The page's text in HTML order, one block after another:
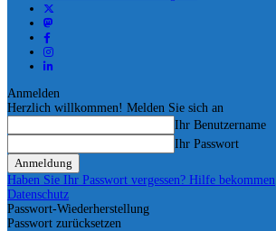
Anmelden
Herzlich willkommen! Melden Sie sich an
Ihr Benutzername
Ihr Passwort
Haben Sie Ihr Passwort vergessen? Hilfe bekommen
Datenschutz
Passwort-Wiederherstellung
Passwort zurücksetzen